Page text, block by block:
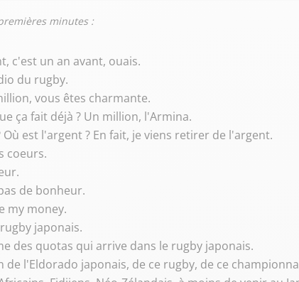
minutes :
c'est un an avant, ouais.
du rugby.
vous êtes charmante.
ça fait déjà ? Un million, l'Armina.
Où est l'argent ? En fait, je viens retirer de l'argent.
coeurs.
de bonheur.
my money.
japonais.
des quotas qui arrive dans le rugby japonais.
de l'Eldorado japonais, de ce rugby, de ce